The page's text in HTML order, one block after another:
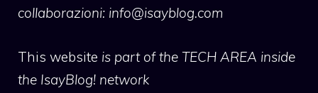
collaborazioni: info@isayblog.com
This website is part of the TECH AREA inside
the IsayBlog! network